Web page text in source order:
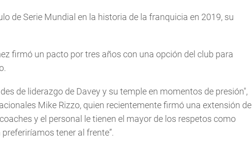
de Serie Mundial en la historia de la franquicia en 2019, su
firmó un pacto por tres años con una opción del club para
de liderazgo de Davey y su temple en momentos de presión",
Mike Rizzo, quien recientemente firmó una extensión de
y el personal le tienen el mayor de los respetos como
tener al frente”.